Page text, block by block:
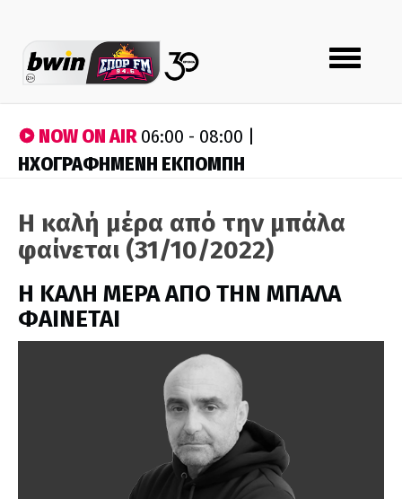
Toggle
navigation
NOW ON AIR06:00 - 08:00 |
ΗΧΟΓΡΑΦΗΜΕΝΗ ΕΚΠΟΜΠΗ
Η καλή μέρα από την μπάλα
φαίνεται (31/10/2022)
H ΚΑΛΗ ΜΕΡΑ ΑΠΟ ΤΗΝ ΜΠΑΛΑ
ΦΑΙΝΕΤΑΙ